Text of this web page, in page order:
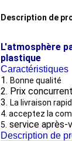
Description de
L'atmosphère
plastique
Caractéristiques
1. Bonne qualité
2. Prix
3. La livraison
4. acceptez la
5. service après-
Description de